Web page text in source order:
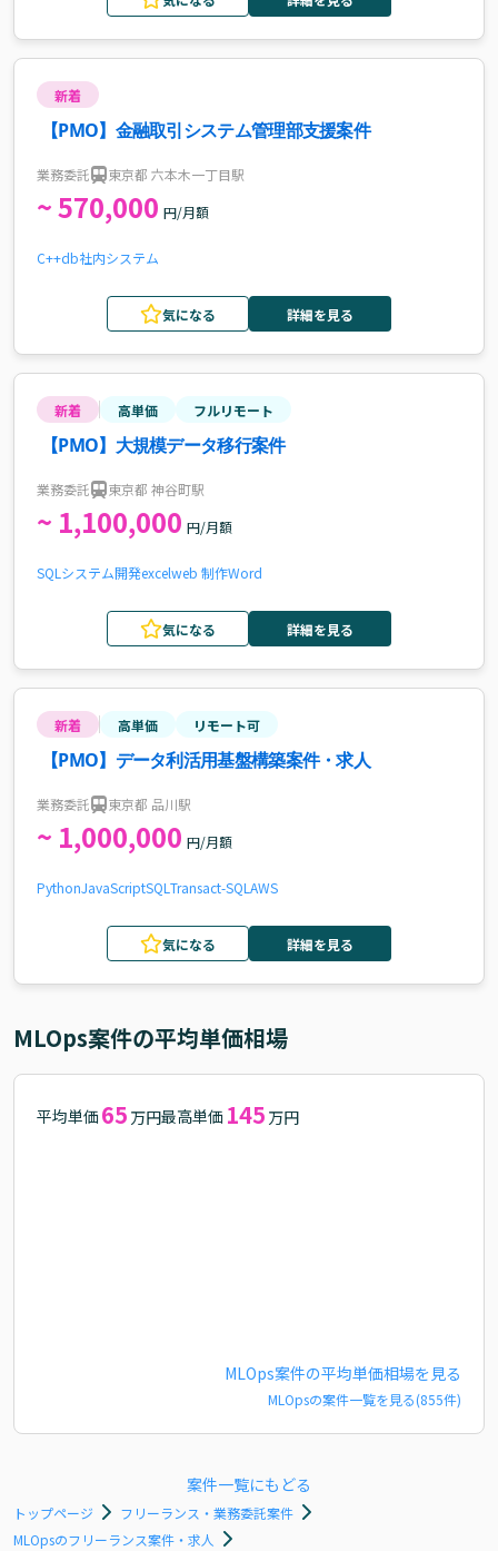
新着
【PMO】金融取引システム管理部支援案件
業務委託 東京都 六本木一丁目駅
~ 570,000 円/月額
C++db社内システム
気になる 詳細を見る
新着 高単価 フルリモート
【PMO】大規模データ移行案件
業務委託 東京都 神谷町駅
~ 1,100,000 円/月額
SQL システム開発excelweb 制作Word
気になる 詳細を見る
新着 高単価 リモート可
【PMO】データ利活用基盤構築案件・求人
業務委託 東京都 品川駅
~ 1,000,000 円/月額
PythonJavaScriptSQL Transact-SQL AWS
気になる 詳細を見る
MLOps案件の平均単価相場
平均単価 65 万円最高単価 145 万円
MLOps案件の平均単価相場を見る
MLOpsの案件一覧を見る(855件)
案件一覧にもどる
トップページ
フリーランス・業務委託案件
MLOpsのフリーランス案件・求人